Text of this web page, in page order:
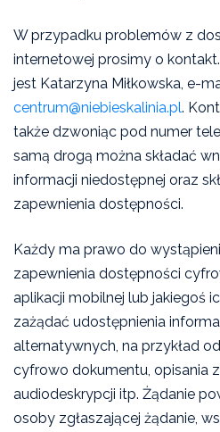
W przypadku problemów z
internetowej prosimy o
jest Katarzyna Miłkowska, e-
centrum@niebieskalinia.pl.
także dzwoniąc pod numer
samą drogą można składać
informacji niedostępnej oraz
zapewnienia dostępności.
Każdy ma prawo do
zapewnienia dostępności
aplikacji mobilnej lub jakiegoś
zażądać udostępnienia
alternatywnych, na przykład
cyfrowo dokumentu, opisania
audiodeskrypcji itp. Żądanie
osoby zgłaszającej żądanie,